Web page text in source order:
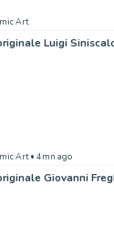
Art
Art• 4mn ago